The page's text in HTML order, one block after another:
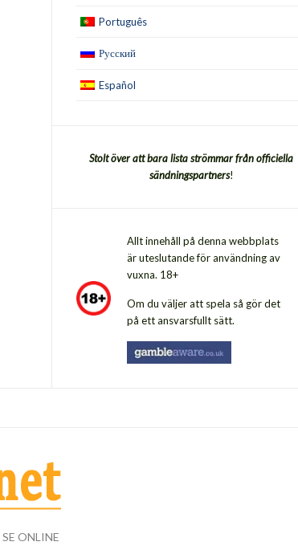
Português
Русский
Español
Stolt över att bara lista strömmar från officiella
sändningspartners!
Allt innehåll på denna webbplats
är uteslutande för användning av
vuxna. 18+
Om du väljer att spela så gör det
på ett ansvarsfullt sätt.
ONLINE